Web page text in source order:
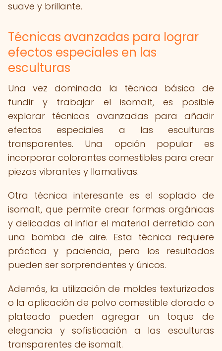
suave y brillante.
Técnicas avanzadas para lograr
efectos especiales en las
esculturas
Una vez dominada la técnica básica de
fundir y trabajar el isomalt, es posible
explorar técnicas avanzadas para añadir
efectos especiales a las esculturas
transparentes. Una opción popular es
incorporar colorantes comestibles para crear
piezas vibrantes y llamativas.
Otra técnica interesante es el soplado de
isomalt, que permite crear formas orgánicas
y delicadas al inflar el material derretido con
una bomba de aire. Esta técnica requiere
práctica y paciencia, pero los resultados
pueden ser sorprendentes y únicos.
Además, la utilización de moldes texturizados
o la aplicación de polvo comestible dorado o
plateado pueden agregar un toque de
elegancia y sofisticación a las esculturas
transparentes de isomalt.